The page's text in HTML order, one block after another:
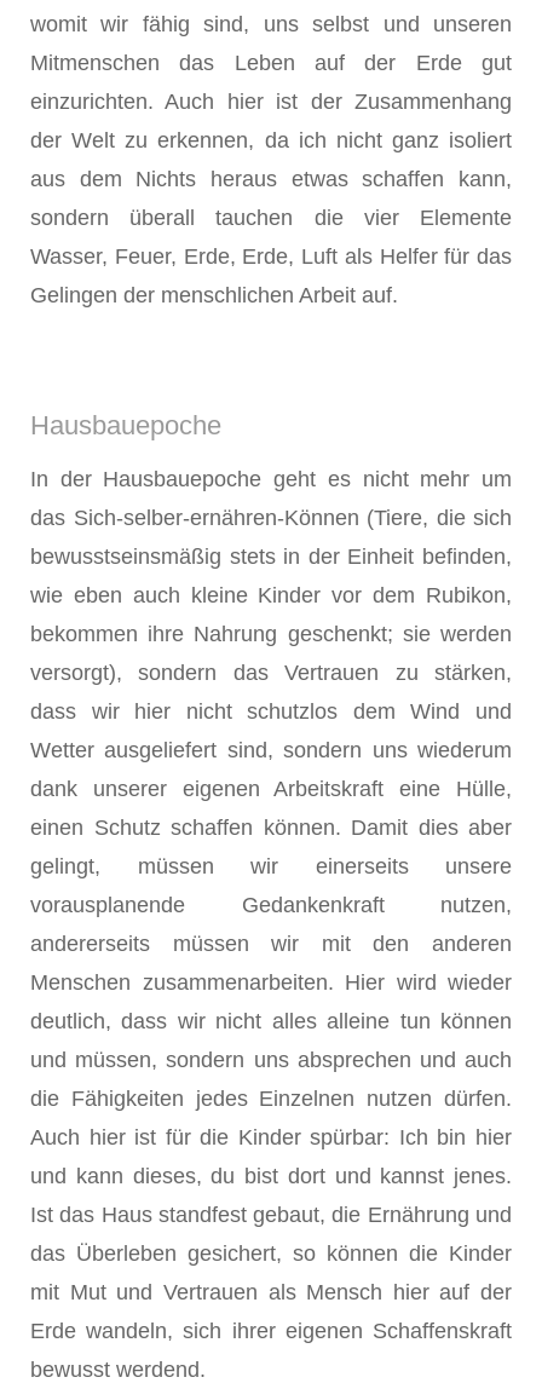
womit wir fähig sind, uns selbst und unseren
Mitmenschen das Leben auf der Erde gut
einzurichten. Auch hier ist der Zusammenhang
der Welt zu erkennen, da ich nicht ganz isoliert
aus dem Nichts heraus etwas schaffen kann,
sondern überall tauchen die vier Elemente
Wasser, Feuer, Erde, Erde, Luft als Helfer für das
Gelingen der menschlichen Arbeit auf.
Hausbauepoche
In der Hausbauepoche geht es nicht mehr um
das Sich-selber-ernähren-Können (Tiere, die sich
bewusstseinsmäßig stets in der Einheit befinden,
wie eben auch kleine Kinder vor dem Rubikon,
bekommen ihre Nahrung geschenkt; sie werden
versorgt), sondern das Vertrauen zu stärken,
dass wir hier nicht schutzlos dem Wind und
Wetter ausgeliefert sind, sondern uns wiederum
dank unserer eigenen Arbeitskraft eine Hülle,
einen Schutz schaffen können. Damit dies aber
gelingt, müssen wir einerseits unsere
vorausplanende Gedankenkraft nutzen,
andererseits müssen wir mit den anderen
Menschen zusammenarbeiten. Hier wird wieder
deutlich, dass wir nicht alles alleine tun können
und müssen, sondern uns absprechen und auch
die Fähigkeiten jedes Einzelnen nutzen dürfen.
Auch hier ist für die Kinder spürbar: Ich bin hier
und kann dieses, du bist dort und kannst jenes.
Ist das Haus standfest gebaut, die Ernährung und
das Überleben gesichert, so können die Kinder
mit Mut und Vertrauen als Mensch hier auf der
Erde wandeln, sich ihrer eigenen Schaffenskraft
bewusst werdend.